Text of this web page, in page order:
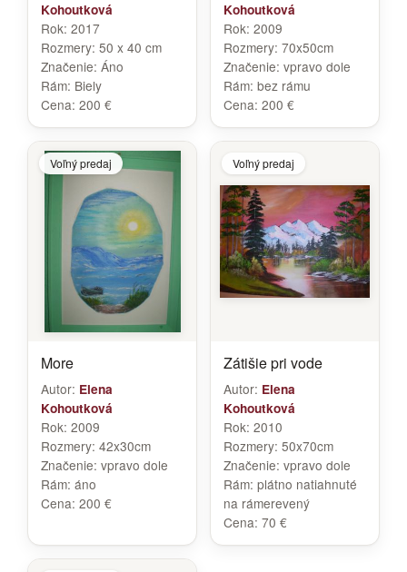
Kohoutková
Rok: 2017
Rozmery: 50 x 40 cm
Značenie: Áno
Rám: Biely
Cena: 200 €
Kohoutková
Rok: 2009
Rozmery: 70x50cm
Značenie: vpravo dole
Rám: bez rámu
Cena: 200 €
Voľný predaj
More
Autor: Elena
Kohoutková
Rok: 2009
Rozmery: 42x30cm
Značenie: vpravo dole
Rám: áno
Cena: 200 €
Voľný predaj
Zátišie pri vode
Autor: Elena
Kohoutková
Rok: 2010
Rozmery: 50x70cm
Značenie: vpravo dole
Rám: plátno natiahnuté
na rámerevený
Cena: 70 €